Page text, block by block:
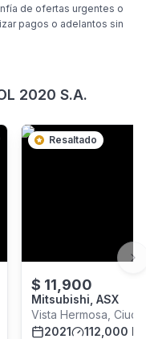
de ofertas urgentes o
pagos o adelantos sin
2020 S.A.
Resaltado
$ 11,900
Mitsubishi, ASX
Vista Hermosa,
2021
112,000